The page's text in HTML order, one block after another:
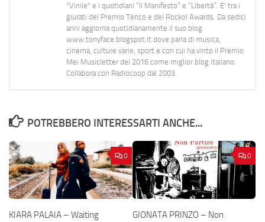
"Vinile" e i quotidiani “Il Manifesto” e “Libertà”. E' tra i
giurati del Premio Tenco e del Rockol Awards. Da sedici
anni aggiorna quotidianamente il suo blog
www.tonyface.blogspot.it dove parla di musica,
cinema, culture varie, sport e con cui ha vinto il Premio
Mei Musicletter del 2016 come miglior blog italiano.
Collabora con Radiocoop dal 2003.
POTREBBERO INTERESSARTI ANCHE...
0
KIARA PALAIA – Waiting
0
GIONATA PRINZO – Non